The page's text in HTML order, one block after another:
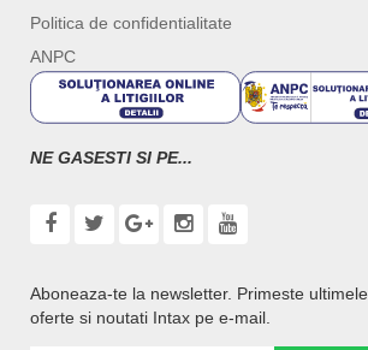
Politica de confidentialitate
ANPC
NE GASESTI SI PE...
Aboneaza-te la newsletter. Primeste ultimele
oferte si noutati Intax pe e-mail.